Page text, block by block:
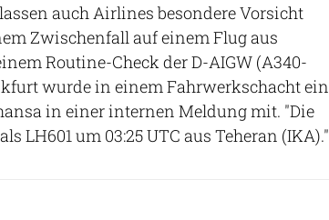
auch Airlines besondere Vorsicht
Zwischenfall auf einem Flug aus
Routine-Check der D-AIGW (A340-
wurde in einem Fahrwerkschacht ein
in einer internen Meldung mit. "Die
LH601 um 03:25 UTC aus Teheran (IKA)."